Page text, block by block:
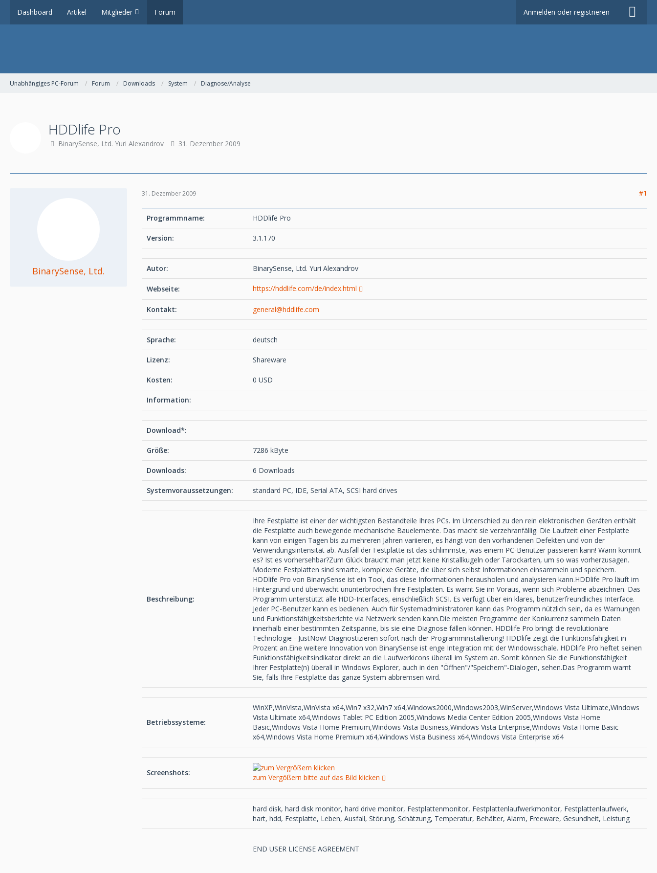
Dashboard Artikel Mitglieder Forum Anmelden oder registrieren
Unabhängiges PC-Forum Forum Downloads System Diagnose/Analyse
HDDlife Pro
BinarySense, Ltd. Yuri Alexandrov 31. Dezember 2009
BinarySense, Ltd.
31. Dezember 2009 #1
Programmname: HDDlife Pro
Version: 3.1.170
Autor: BinarySense, Ltd. Yuri Alexandrov
Webseite: https://hddlife.com/de/index.html
Kontakt: general@hddlife.com
Sprache: deutsch
Lizenz: Shareware
Kosten: 0 USD
Information:
Download*:
Größe: 7286 kByte
Downloads: 6 Downloads
Systemvoraussetzungen: standard PC, IDE, Serial ATA, SCSI hard drives
Beschreibung:
Ihre Festplatte ist einer der wichtigsten Bestandteile Ihres PCs. Im Unterschied zu den rein elektronischen Geräten enthält
die Festplatte auch bewegende mechanische Bauelemente. Das macht sie verzehranfällig. Die Laufzeit einer Festplatte
kann von einigen Tagen bis zu mehreren Jahren variieren, es hängt von den vorhandenen Defekten und von der
Verwendungsintensität ab. Ausfall der Festplatte ist das schlimmste, was einem PC-Benutzer passieren kann! Wann kommt
es? Ist es vorhersehbar?Zum Glück braucht man jetzt keine Kristallkugeln oder Tarockarten, um so was vorherzusagen.
Moderne Festplatten sind smarte, komplexe Geräte, die über sich selbst Informationen einsammeln und speichern.
HDDlife Pro von BinarySense ist ein Tool, das diese Informationen herausholen und analysieren kann.HDDlife Pro läuft im
Hintergrund und überwacht ununterbrochen Ihre Festplatten. Es warnt Sie im Voraus, wenn sich Probleme abzeichnen. Das
Programm unterstützt alle HDD-Interfaces, einschließlich SCSI. Es verfügt über ein klares, benutzerfreundliches Interface.
Jeder PC-Benutzer kann es bedienen. Auch für Systemadministratoren kann das Programm nützlich sein, da es Warnungen
und Funktionsfähigkeitsberichte via Netzwerk senden kann.Die meisten Programme der Konkurrenz sammeln Daten
innerhalb einer bestimmten Zeitspanne, bis sie eine Diagnose fällen können. HDDlife Pro bringt die revolutionäre
Technologie - JustNow! Diagnostizieren sofort nach der Programminstallierung! HDDlife zeigt die Funktionsfähigkeit in
Prozent an.Eine weitere Innovation von BinarySense ist enge Integration mit der Windowsschale. HDDlife Pro heftet seinen
Funktionsfähigkeitsindikator direkt an die Laufwerkicons überall im System an. Somit können Sie die Funktionsfähigkeit
Ihrer Festplatte(n) überall in Windows Explorer, auch in den "Öffnen"/"Speichern"-Dialogen, sehen.Das Programm warnt
Sie, falls Ihre Festplatte das ganze System abbremsen wird.
Betriebssysteme:
WinXP,WinVista,WinVista x64,Win7 x32,Win7 x64,Windows2000,Windows2003,WinServer,Windows Vista Ultimate,Windows
Vista Ultimate x64,Windows Tablet PC Edition 2005,Windows Media Center Edition 2005,Windows Vista Home
Basic,Windows Vista Home Premium,Windows Vista Business,Windows Vista Enterprise,Windows Vista Home Basic
x64,Windows Vista Home Premium x64,Windows Vista Business x64,Windows Vista Enterprise x64
Screenshots:
zum Vergößern bitte auf das Bild klicken
hard disk, hard disk monitor, hard drive monitor, Festplattenmonitor, Festplattenlaufwerkmonitor, Festplattenlaufwerk,
hart, hdd, Festplatte, Leben, Ausfall, Störung, Schätzung, Temperatur, Behälter, Alarm, Freeware, Gesundheit, Leistung
END USER LICENSE AGREEMENT